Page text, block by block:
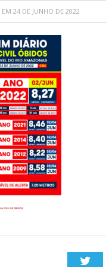
EM 24 DE JUNHO DE 2022